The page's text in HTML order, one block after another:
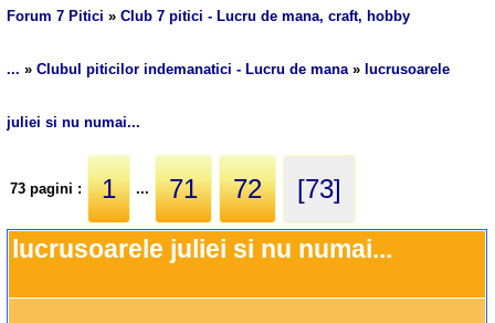
Forum 7 Pitici »Club 7 pitici - Lucru de mana, craft, hobby
... »Clubul piticilor indemanatici - Lucru de mana» lucrusoarele
juliei si nu numai...
73 pagini : 1 ... 71 72 [73]
lucrusoarele juliei si nu numai...